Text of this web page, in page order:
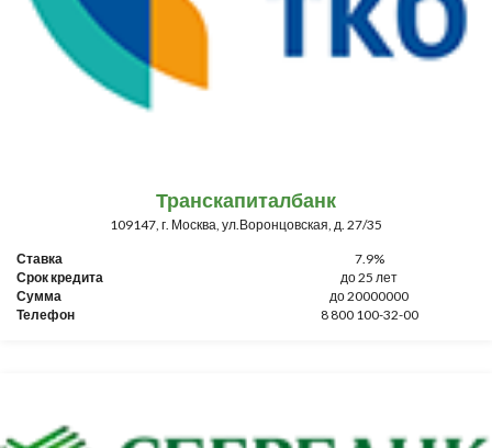
Транскапиталбанк
109147, г. Москва, ул.Воронцовская, д. 27/35
Ставка
7.9%
Срок кредита
до 25 лет
Сумма
до 20000000
Телефон
8 800 100-32-00